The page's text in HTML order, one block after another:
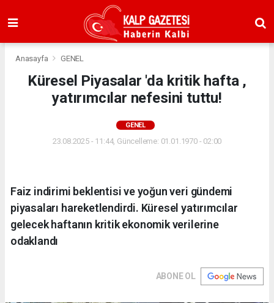
Anasayfa GENEL
Küresel Piyasalar 'da kritik hafta ,
yatırımcılar nefesini tuttu!
GENEL
23.08.2025 - 11:44, Güncelleme: 01.01.1970 - 02:00
Faiz indirimi beklentisi ve yoğun veri gündemi
piyasaları hareketlendirdi. Küresel yatırımcılar
gelecek haftanın kritik ekonomik verilerine
odaklandı
ABONE OL